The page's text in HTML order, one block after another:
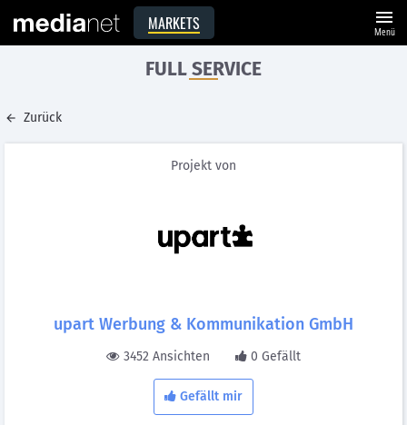
MARKETS menu
Menü
FULL SERVICE
Zurück
Projekt von
upart Werbung & Kommunikation GmbH
3452 Ansichten 0 Gefällt
Gefällt mir